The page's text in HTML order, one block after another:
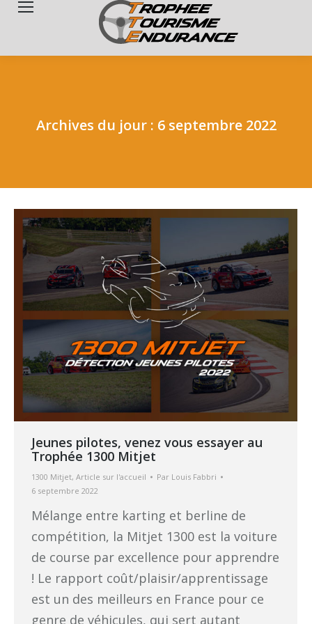
Archives du jour : 6 septembre 2022
Jeunes pilotes, venez vous essayer au
Trophée 1300 Mitjet
1300 Mitjet, Article sur l'accueil Par Louis Fabbri
6 septembre 2022
Mélange entre karting et berline de
compétition, la Mitjet 1300 est la voiture
de course par excellence pour apprendre
! Le rapport coût/plaisir/apprentissage
est un des meilleurs en France pour ce
genre de véhicules, qui sert autant